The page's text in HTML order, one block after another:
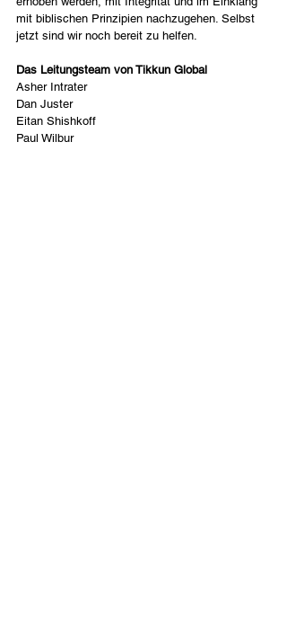
mit biblischen Prinzipien nachzugehen. Selbst
jetzt sind wir noch bereit zu helfen.
Das Leitungsteam von Tikkun Global
Asher Intrater
Dan Juster
Eitan Shishkoff
Paul Wilbur